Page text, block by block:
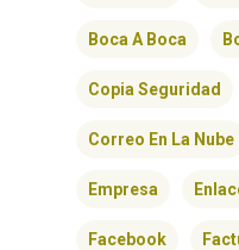
Boca A Boca
Copia Seguridad
Correo En La Nube
Empresa
Facebook